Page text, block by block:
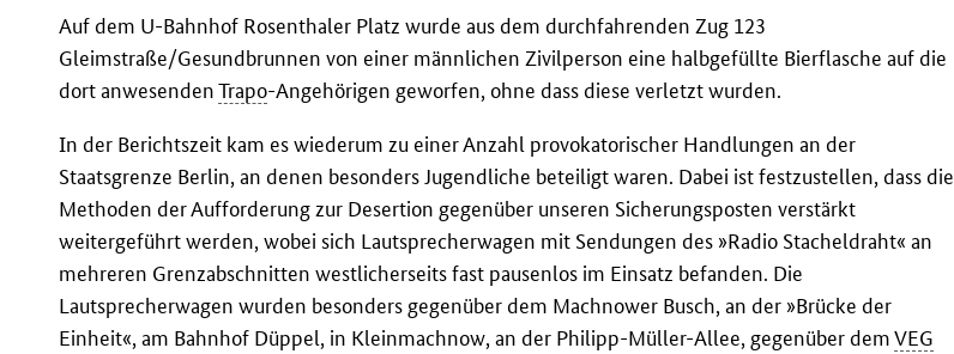
Auf dem U-Bahnhof Rosenthaler Platz wurde aus dem durchfahrenden Zug 123
Gleimstraße/Gesundbrunnen von einer männlichen Zivilperson eine halbgefüllte Bierflasche auf die
dort anwesendenTrapo-Angehörigen geworfen, ohne dass diese verletzt wurden.
In der Berichtszeit kam es wiederum zu einer Anzahl provokatorischer Handlungen an der
Staatsgrenze Berlin, an denen besonders Jugendliche beteiligt waren. Dabei ist festzustellen, dass die
Methoden der Aufforderung zur Desertion gegenüber unseren Sicherungsposten verstärkt
weitergeführt werden, wobei sich Lautsprecherwagen mit Sendungen des »Radio Stacheldraht« an
mehreren Grenzabschnitten westlicherseits fast pausenlos im Einsatz befanden. Die
Lautsprecherwagen wurden besonders gegenüber dem Machnower Busch, an der »Brücke der
Einheit«, am Bahnhof Düppel, in Kleinmachnow, an der Philipp-Müller-Allee, gegenüber demVEG